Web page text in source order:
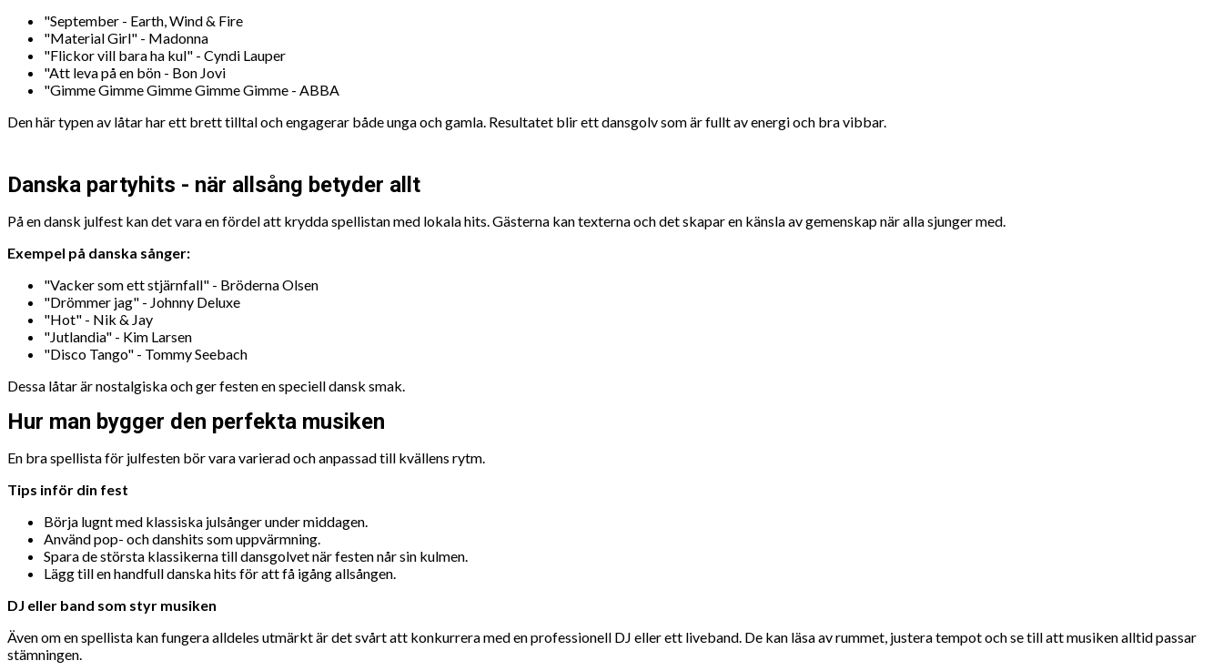
"September - Earth, Wind & Fire
"Material Girl" - Madonna
"Flickor vill bara ha kul" - Cyndi Lauper
"Att leva på en bön - Bon Jovi
"Gimme Gimme Gimme Gimme Gimme - ABBA
Den här typen av låtar har ett brett tilltal och engagerar både unga och gamla. Resultatet blir ett dansgolv som är fullt av energi och bra vibbar.
Danska partyhits - när allsång betyder allt
På en dansk julfest kan det vara en fördel att krydda spellistan med lokala hits. Gästerna kan texterna och det skapar en känsla av gemenskap när alla sjunger med.
Exempel på danska sånger:
"Vacker som ett stjärnfall" - Bröderna Olsen
"Drömmer jag" - Johnny Deluxe
"Hot" - Nik & Jay
"Jutlandia" - Kim Larsen
"Disco Tango" - Tommy Seebach
Dessa låtar är nostalgiska och ger festen en speciell dansk smak.
Hur man bygger den perfekta musiken
En bra spellista för julfesten bör vara varierad och anpassad till kvällens rytm.
Tips inför din fest
Börja lugnt med klassiska julsånger under middagen.
Använd pop- och danshits som uppvärmning.
Spara de största klassikerna till dansgolvet när festen når sin kulmen.
Lägg till en handfull danska hits för att få igång allsången.
DJ eller band som styr musiken
Även om en spellista kan fungera alldeles utmärkt är det svårt att konkurrera med en professionell DJ eller ett liveband. De kan läsa av rummet, justera tempot och se till att musiken alltid passar
stämningen.